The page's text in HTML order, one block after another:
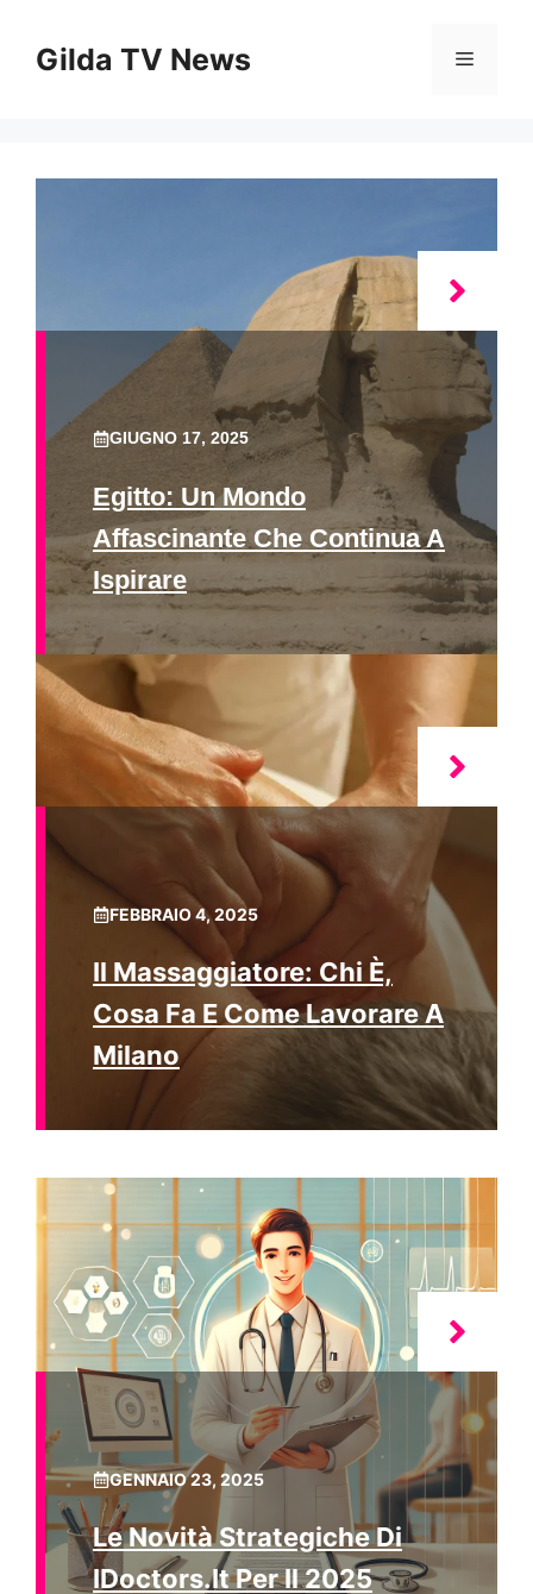
contenuto
Gilda TV News Menu
GIUGNO 17, 2025
Egitto: Un Mondo
Affascinante Che Continua A
Ispirare
FEBBRAIO 4, 2025
Il Massaggiatore: Chi È,
Cosa Fa E Come Lavorare A
Milano
GENNAIO 23, 2025
Le Novità Strategiche Di
IDoctors.it Per Il 2025